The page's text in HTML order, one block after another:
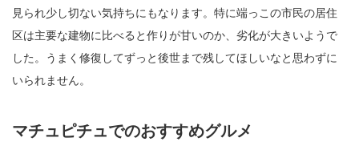
見られ少し切ない気持ちにもなります。特に端っこの市民の居住
区は主要な建物に比べると作りが甘いのか、劣化が大きいようで
した。うまく修復してずっと後世まで残してほしいなと思わずに
いられません。
マチュピチュでのおすすめグルメ